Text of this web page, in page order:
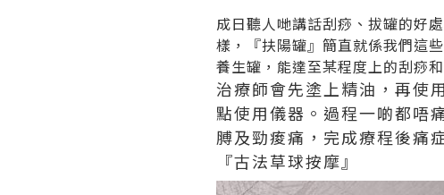
成日聽人哋講話刮痧、拔罐的好
樣，『扶陽罐』簡直就係我們這
養生罐，能達至某程度上的刮痧
治療師會先塗上精油，再使
點使用儀器。過程一啲都唔
膊及勁痠痛，完成療程後痛
『古法草球按摩』